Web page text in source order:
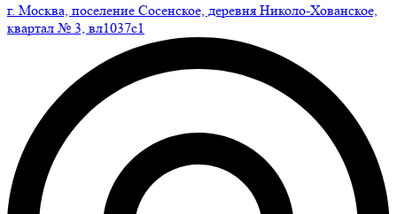
г. Москва, поселение Сосенское, деревня Николо-Хованское,
квартал № 3, вл1037с1